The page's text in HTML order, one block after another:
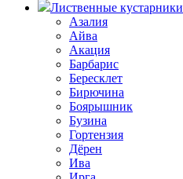
Лиственные кустарники
Азалия
Айва
Акация
Барбарис
Бересклет
Бирючина
Боярышник
Бузина
Гортензия
Дёрен
Ива